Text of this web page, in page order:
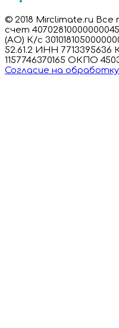
© 2018 Mirclimate.ru
счет
(АО) К/с
52.61.2 ИНН 7713395636
1157746370165 ОКПО
Согласие на